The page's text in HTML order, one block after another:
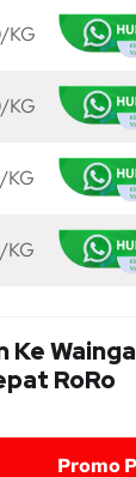
KG
KG
KG
KG
RoRo
Promo